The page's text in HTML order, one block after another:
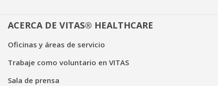
ACERCA DE VITAS® HEALTHCARE
Oficinas y áreas de servicio
Trabaje como voluntario en VITAS
Sala de prensa